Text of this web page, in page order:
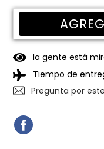
la gente está
Tiempo de
Pregunta por
EN